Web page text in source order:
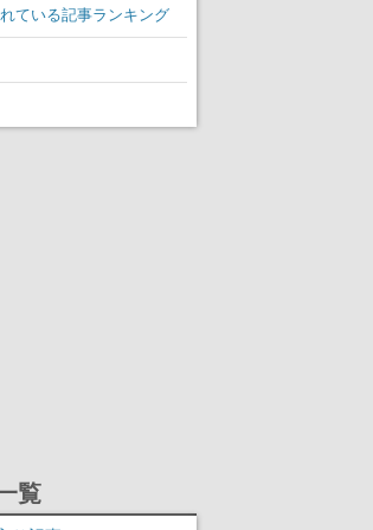
ている記事ランキング
覧